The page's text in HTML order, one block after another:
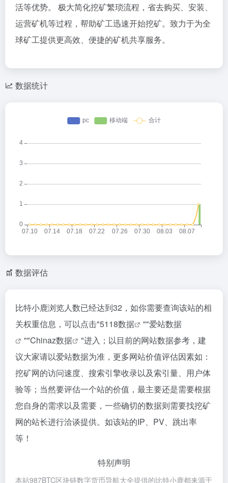
活等优势。 极大简化挖矿繁琐流程，省去购买、安装、
运营矿机等过程，帮助矿工迅速开始挖矿。致力于为全
球矿工提供更高效、便捷的矿机共享服务。
数据统计
数据评估
比特小鹿浏览人数已经达到32，如你需要查询该站的相
关权重信息，可以点击"5118数据 ""爱站数据
""Chinaz数据
"进入；以目前的网站数据参考，建
议大家请以爱站数据为准，更多网站价值评估因素如：
挖矿网的访问速度、搜索引擎收录以及索引量、用户体
验等；当然要评估一个站的价值，最主要还是需要根据
您自身的需求以及需要，一些确切的数据则需要找挖矿
网的站长进行洽谈提供。如该站的IP、PV、跳出率
等！
特别声明
本站987BTC区块链数字货币导航大全提供的比特小鹿都来源于